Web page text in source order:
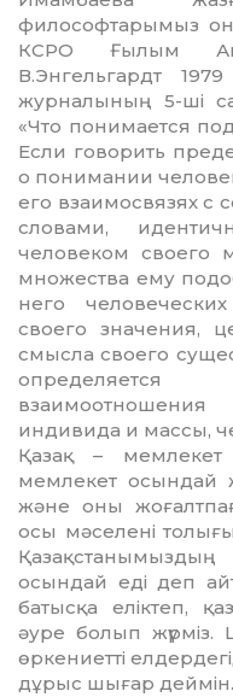
философтарымыз
КСРО Ғылым
В.Энгельгардт
журналының 5-ші
«Что понимается
Если говорить
о понимании
его взаимосвязях с
словами,
человеком своего
мно­жества ему
него
своего значения,
смысла своего
индивида и массы,
Қазақ –
мемлекет осындай
және оны
осы мәселені
осындай еді деп
батысқа еліктеп,
әуре болып жүрміз.
өркениетті
дұрыс шығар деймін.